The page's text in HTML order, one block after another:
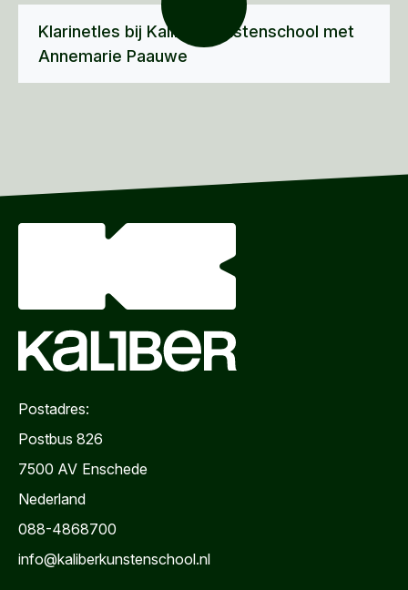
Klarinetles bij Kaliber Kunstenschool met
Annemarie Paauwe
Postadres:
Postbus 826
7500 AV Enschede
Nederland
088-4868700
info@kaliberkunstenschool.nl